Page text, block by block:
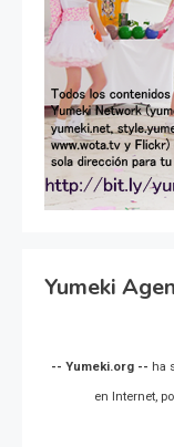
Yumeki
-- Yumeki.org -- ha
en Internet,